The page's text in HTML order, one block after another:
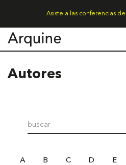
Asiste a las conferencias
Autores
A B C D E